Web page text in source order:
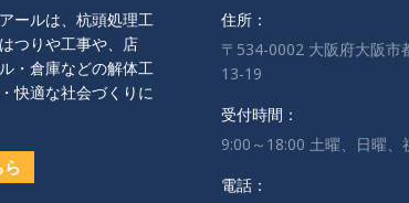
ールは、杭頭処理工
つりや工事や、店
・倉庫などの解体工
快適な社会づくりに
住所：
〒534-0002 大阪府大阪市
13-19
受付時間：
9:00～18:00 土曜、日曜、
電話：